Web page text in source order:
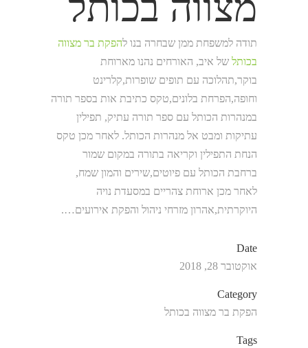
תודה למשפחת ממן שבחרה בנו להפקת בר מצווה
בכותל של איב, האורחים נהנו מארוחת
בוקר,תהלוכה עם תופים שופרות,קלרינט
וחופה,הפרחת בלונים,טקס כתיבת אות בספר תורה
במנהרות הכותל עם ספר תורה עתיק, תפילין
עתיקות ומבט אל מנהרות הכותל. לאחר מכן טקס
הנחת התפילין וקריאה בתורה במקום שמור
ברחבת הכותל עם פיוטים,שירים והמון שמח,
לאחר מכן ארוחת צהריים במסעדת נויה
היוקרתית,אהרון מזרחי ניהול והפקת אירועים….
Date
אוקטובר 28, 2018
Category
הפקת בר מצווה בכותל
Tags